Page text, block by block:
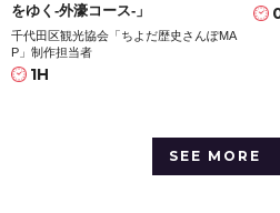
をゆく-外濠コース-」
千代田区観光協会「ちよだ歴史さんぽMA
P」制作担当者
1H
SEE MORE